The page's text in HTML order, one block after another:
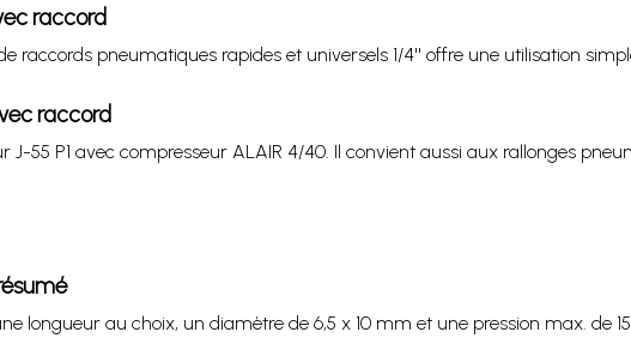
raccord
raccords pneumatiques rapides et universels 1/4'' offre une utilisation
raccord
J-55 P1 avec compresseur ALAIR 4/40. Il convient aussi aux rallonges
longueur au choix, un diamètre de 6,5 x 10 mm et une pression max. de